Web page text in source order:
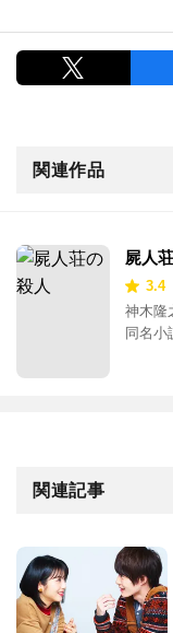
関連作品
屍人
3.4
神木隆
同名小
関連記事